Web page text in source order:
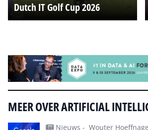
Dutch IT Golf Cup 2026
MEER OVER ARTIFICIAL
Nieuws - Wouter